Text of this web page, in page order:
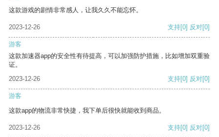
这款游戏的剧情非常感人，让我久久不能忘怀。
2023-12-26 支持[0] 反对[0]
游客
这款加速器app的安全性有待提高，可以加强防护措施，比如增加双重验
证。
2023-12-26
支持[0] 反对[0]
游客
这款app的物流非常快捷，我下单后很快就能收到商品。
2023-12-26 支持[0] 反对[0]